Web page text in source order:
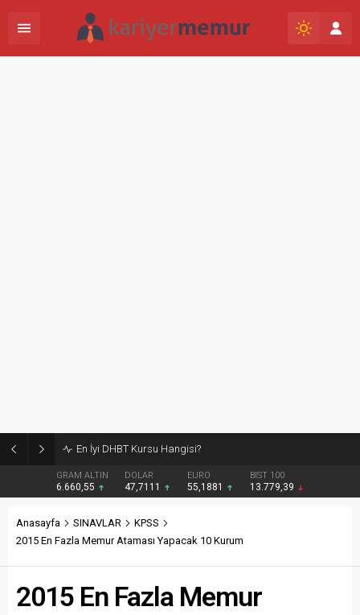
Burcular Pen — Sakarya’da doğru sistem, temiz montaj
GRAM ALTIN
6.660,55
DOLAR
47,7111
EURO
55,1881
BIST 100
13.779,39
Anasayfa SINAVLAR
KPSS
2015 En Fazla Memur Ataması Yapacak 10 Kurum
2015 En Fazla Memur